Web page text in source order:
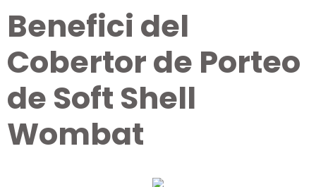
Benefici osdel
Cobertor de Porteo
de Soft Shell
Wombat